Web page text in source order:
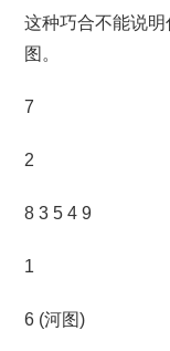
这种巧合不能说明
图。
7
2
8 3 5 4 9
1
6 (河图)